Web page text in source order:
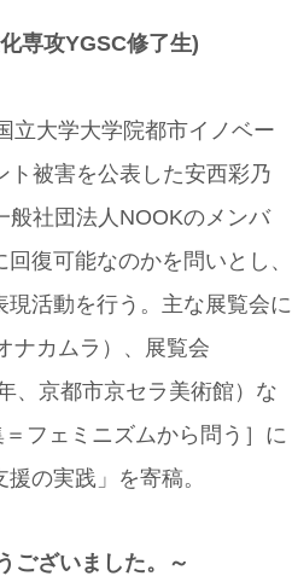
専攻YGSC修了生)
立大学大学院都市イノベー
ト被害を公表した安西彩乃
般社団法人NOOKのメンバ
復可能なのかを問いとし、
活動を行う。主な展覧会に
ナカムラ）、展覧会
、京都市京セラ美術館）な
フェミニズムから問う］に
の実践」を寄稿。
ございました。～